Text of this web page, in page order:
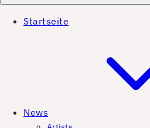
Startseite
News